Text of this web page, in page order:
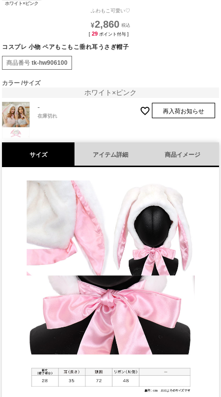
ホワイト×ピンク
ふわもこ可愛い♡
¥2,860
[ 29 ポイント付与 ]
コスプレ 小物 ペアもこもこ垂れ耳うさぎ帽子
商品番号 tk-hw906100
カラー サイズ
ホワイト×ピンク
-
在庫切れ
再入荷お知らせ
サイズ アイテム詳細 商品イメージ